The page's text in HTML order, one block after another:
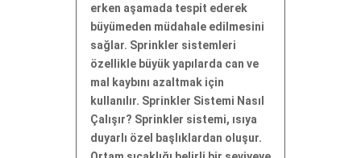
erken aşamada tespit ederek
büyümeden müdahale edilmesini
sağlar. Sprinkler sistemleri
özellikle büyük yapılarda can ve
mal kaybını azaltmak için
kullanılır. Sprinkler Sistemi Nasıl
Çalışır? Sprinkler sistemi, ısıya
duyarlı özel başlıklardan oluşur.